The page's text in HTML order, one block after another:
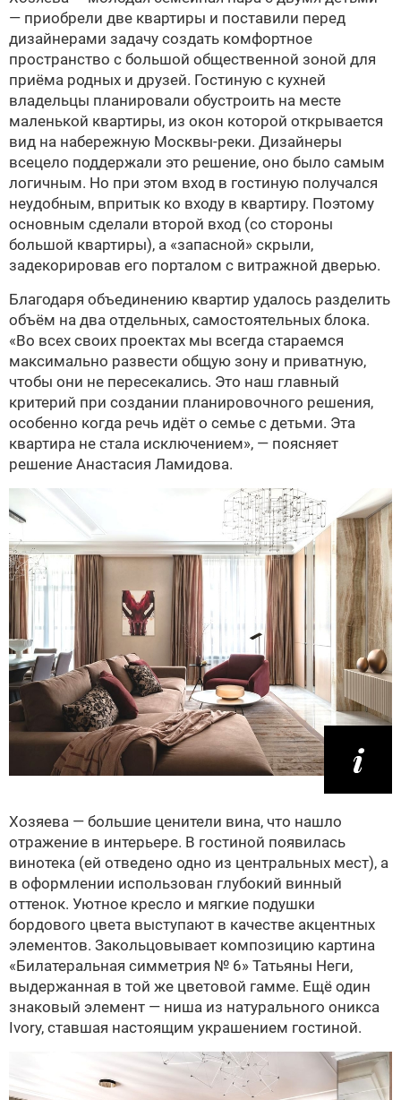
— приобрели две квартиры и поставили перед
дизайнерами задачу создать комфортное
пространство с большой общественной зоной для
приёма родных и друзей. Гостиную с кухней
владельцы планировали обустроить на месте
маленькой квартиры, из окон которой открывается
вид на набережную Москвы-реки. Дизайнеры
всецело поддержали это решение, оно было самым
логичным. Но при этом вход в гостиную получался
неудобным, впритык ко входу в квартиру. Поэтому
основным сделали второй вход (со стороны
большой квартиры), а «запасной» скрыли,
задекорировав его порталом с витражной дверью.
Благодаря объединению квартир удалось разделить
объём на два отдельных, самостоятельных блока.
«Во всех своих проектах мы всегда стараемся
максимально развести общую зону и приватную,
чтобы они не пересекались. Это наш главный
критерий при создании планировочного решения,
особенно когда речь идёт о семье с детьми. Эта
квартира не стала исключением», — поясняет
решение Анастасия Ламидова.
Хозяева — большие ценители вина, что нашло
отражение в интерьере. В гостиной появилась
винотека (ей отведено одно из центральных мест), а
в оформлении использован глубокий винный
оттенок. Уютное кресло и мягкие подушки
бордового цвета выступают в качестве акцентных
элементов. Закольцовывает композицию картина
«Билатеральная симметрия № 6» Татьяны Неги,
выдержанная в той же цветовой гамме. Ещё один
знаковый элемент — ниша из натурального оникса
Ivory, ставшая настоящим украшением гостиной.